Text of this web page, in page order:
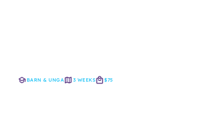
BARN & UNGA 3 WEEKS $75